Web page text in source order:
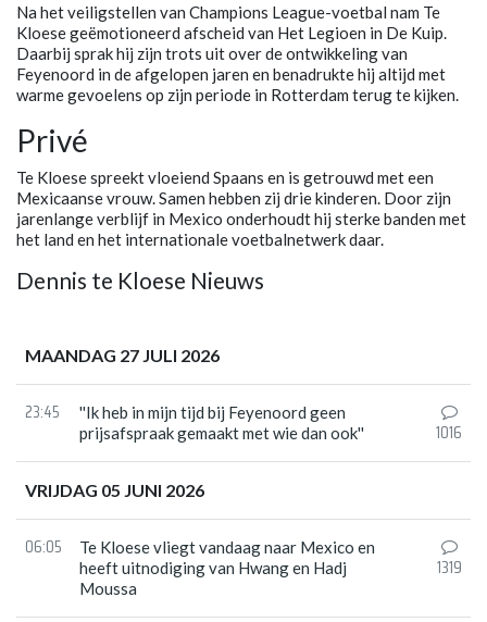
Na het veiligstellen van Champions League-voetbal nam Te
Kloese geëmotioneerd afscheid van Het Legioen in De Kuip.
Daarbij sprak hij zijn trots uit over de ontwikkeling van
Feyenoord in de afgelopen jaren en benadrukte hij altijd met
warme gevoelens op zijn periode in Rotterdam terug te kijken.
Privé
Te Kloese spreekt vloeiend Spaans en is getrouwd met een
Mexicaanse vrouw. Samen hebben zij drie kinderen. Door zijn
jarenlange verblijf in Mexico onderhoudt hij sterke banden met
het land en het internationale voetbalnetwerk daar.
Dennis te Kloese Nieuws
MAANDAG 27 JULI 2026
23:45
''Ik heb in mijn tijd bij Feyenoord geen
prijsafspraak gemaakt met wie dan ook''
1016
VRIJDAG 05 JUNI 2026
06:05
Te Kloese vliegt vandaag naar Mexico en
heeft uitnodiging van Hwang en Hadj
Moussa
1319